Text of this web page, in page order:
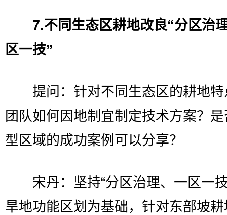
7.不同生态区耕地改良“分区治
区一技”
提问：针对不同生态区的耕地特
团队如何因地制宜制定技术方案？
型区域的成功案例可以分享？
宋丹：坚持“分区治理、一区一技
旱地功能区划为基础，针对东部坡